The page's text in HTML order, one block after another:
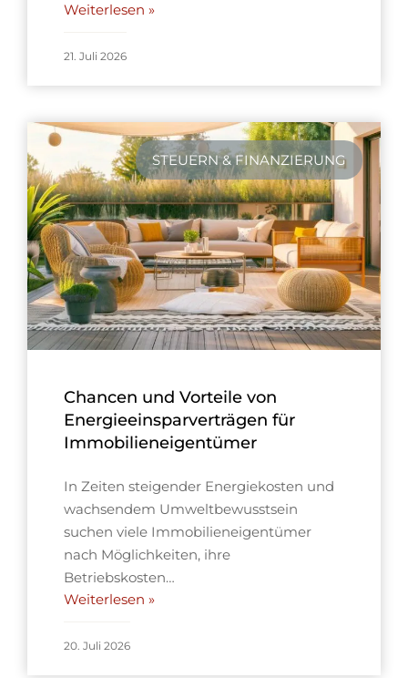
Weiterlesen »
21. Juli 2026
STEUERN & FINANZIERUNG
Chancen und Vorteile von
Energieeinsparverträgen für
Immobilieneigentümer
In Zeiten steigender Energiekosten und
wachsendem Umweltbewusstsein
suchen viele Immobilieneigentümer
nach Möglichkeiten, ihre
Betriebskosten…
Weiterlesen »
20. Juli 2026